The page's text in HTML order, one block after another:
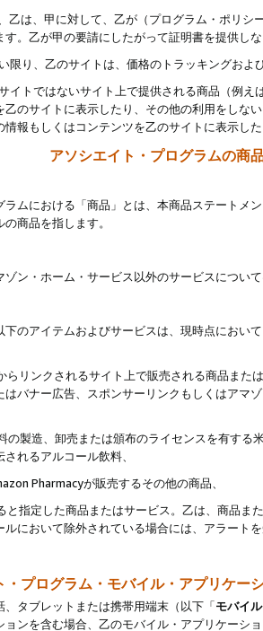
乙は、甲に対して、乙が（プログラム・ポリ
す。乙が甲の要請にしたがって証明書を提供し
限り、乙のサイトは、価格のトラッキングお
イトではないサイト上で提供される商品（例
乙のサイトに表示したり、その他の利用をしな
情報もしくはコンテンツを乙のサイトに表示し
アソシエイト・プログラムの商
ラムにおける「商品」とは、本商品ステートメ
商品を指します。
ゾン・ホーム・サービス以外のサービスについ
下のアイテムおよびサービスは、現時点におい
らリンクされるサイト上で販売される商品ま
はバナー広告、スポンサーリンクもしくはアマ
の製造、卸売または頒布のライセンスを有す
れるアルコール飲料、
Pharmacyが販売するその他の商品、
と指定した商品またはサービス。乙は、商品ま
ルにおいて除外されている場合には、アラート
・プログラム・モバイル・アプリケー
、タブレットまたは携帯用端末（以下「モバイ
ョンを含む場合、乙のモバイル・アプリケーシ